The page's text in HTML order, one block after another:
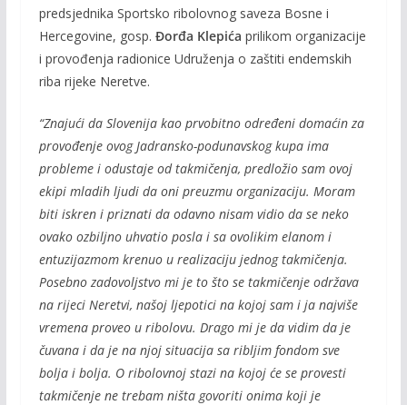
predsjednika Sportsko ribolovnog saveza Bosne i
Hercegovine, gosp. Đorđa Klepića prilikom organizacije
i provođenja radionice Udruženja o zaštiti endemskih
riba rijeke Neretve.
“Znajući da Slovenija kao prvobitno određeni domaćin za
provođenje ovog Jadransko-podunavskog kupa ima
probleme i odustaje od takmičenja, predložio sam ovoj
ekipi mladih ljudi da oni preuzmu organizaciju. Moram
biti iskren i priznati da odavno nisam vidio da se neko
ovako ozbiljno uhvatio posla i sa ovolikim elanom i
entuzijazmom krenuo u realizaciju jednog takmičenja.
Posebno zadovoljstvo mi je to što se takmičenje održava
na rijeci Neretvi, našoj ljepotici na kojoj sam i ja najviše
vremena proveo u ribolovu. Drago mi je da vidim da je
čuvana i da je na njoj situacija sa ribljim fondom sve
bolja i bolja. O ribolovnoj stazi na kojoj će se provesti
takmičenje ne trebam ništa govoriti onima koji je